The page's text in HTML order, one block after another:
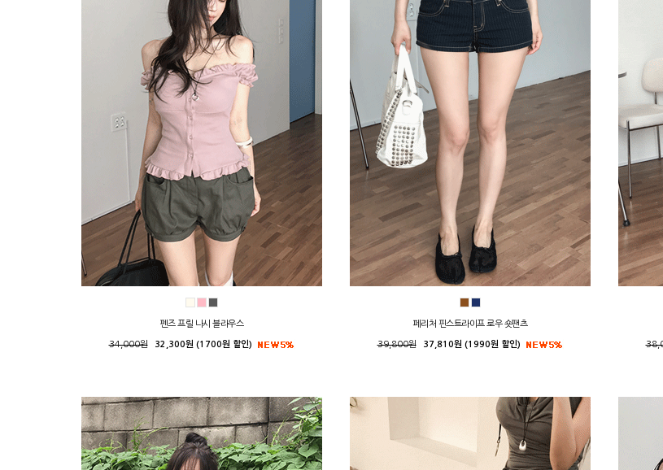
펜즈 프릴 나시 블라우스
34,000원 32,300원 (1700원 할인)
페리처 핀스트라이프 로우 숏팬츠
39,800원 37,810원 (1990원 할인)